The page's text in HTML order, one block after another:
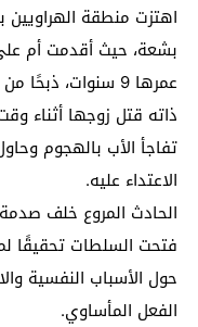
اهتزت منطقة الهراويين
بشعة، حيث أقدمت أم على
عمرها 9 سنوات،
ذاته قتل زوجها أثناء
تفاجأ الأب بالهجوم
الاعتداء عليه.
الحادث المروع خلف
فتحت السلطات تحقيقًا
حول الأسباب النفسية
الفعل المأساوي.